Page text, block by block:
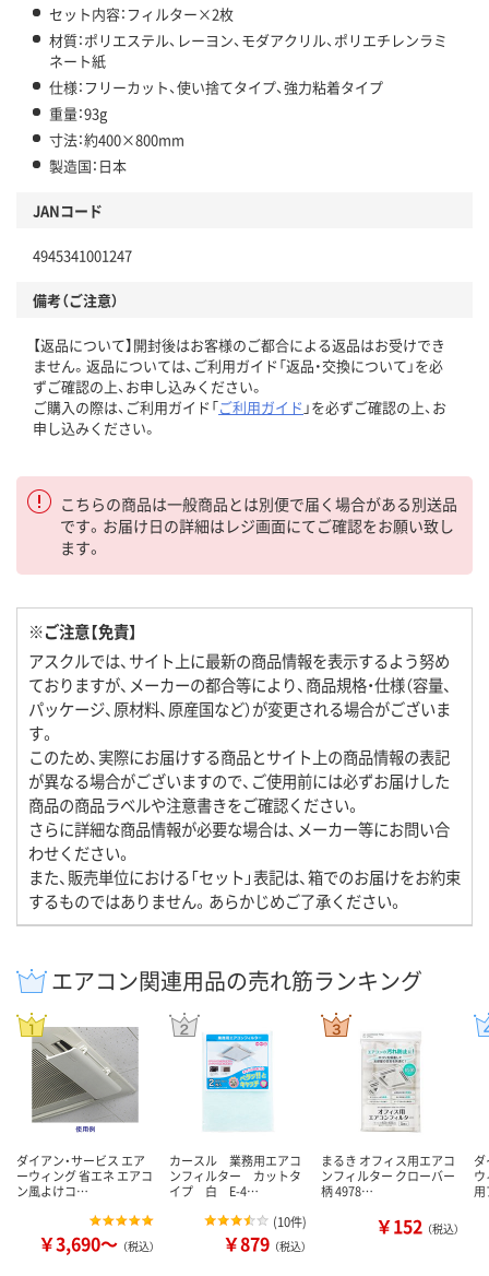
セット内容：フィルター×2枚
材質：ポリエステル、レーヨン、モダアクリル、ポリエチレンラミ
ネート紙
仕様：フリーカット、使い捨てタイプ、強力粘着タイプ
重量：93g
寸法：約400×800mm
製造国：日本
JANコード
4945341001247
備考（ご注意）
【返品について】開封後はお客様のご都合による返品はお受けでき
ません。返品については、ご利用ガイド「返品・交換について」を必
ずご確認の上、お申し込みください。
ご購入の際は、ご利用ガイド「ご利用ガイド 」を必ずご確認の上、お
申し込みください。
こちらの商品は一般商品とは別便で届く場合がある別送品
です。お届け日の詳細はレジ画面にてご確認をお願い致し
ます。
※ご注意【免責】
アスクルでは、サイト上に最新の商品情報を表示するよう努め
ておりますが、メーカーの都合等により、商品規格・仕様（容量、
パッケージ、原材料、原産国など）が変更される場合がございま
す。
このため、実際にお届けする商品とサイト上の商品情報の表記
が異なる場合がございますので、ご使用前には必ずお届けした
商品の商品ラベルや注意書きをご確認ください。
さらに詳細な商品情報が必要な場合は、メーカー等にお問い合
わせください。
また、販売単位における「セット」表記は、箱でのお届けをお約束
するものではありません。あらかじめご了承ください。
エアコン関連用品の売れ筋ランキング
ダイアン・サービス エア
ーウィング 省エネ エアコ
ン風よけコ…
￥3,690～ （税込）
カースル 業務用エアコ
ンフィルター カットタ
イプ 白 E-4…
(10件)
￥879 （税込）
まるき オフィス用エアコ
ンフィルター クローバー
柄 4978…
￥152 （税込）
ウ